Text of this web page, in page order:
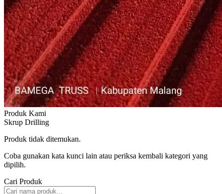
Produk Kami
Skrup Drilling
Produk tidak ditemukan.
Coba gunakan kata kunci lain atau periksa kembali kategori yang
dipilih.
Cari Produk